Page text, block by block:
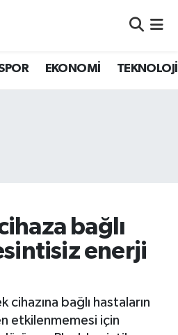
EKONOMİ TEKNOLOJİ
bağlı
enerji
bağlı hastaların
etkilenmemesi için